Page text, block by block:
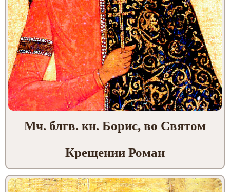
Мч. блгв. кн. Борис, во Святом
Крещении Роман